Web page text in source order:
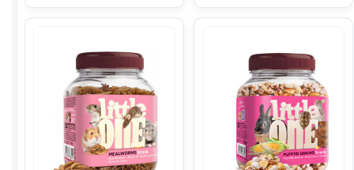
палочки
ТРАВЫ)
55г
2шт
палочки
РИС,
ОРЕХИ)
55г
2шт